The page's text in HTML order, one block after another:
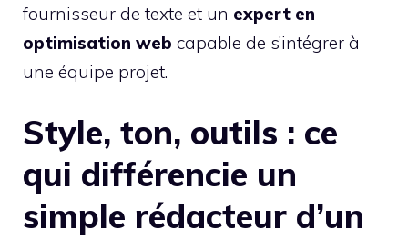
fournisseur de texte et un expert en
optimisation web capable de s’intégrer à
une équipe projet.
Style, ton, outils : ce
qui différencie un
simple rédacteur d’un